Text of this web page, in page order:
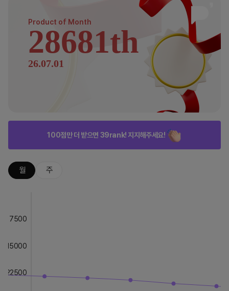
Product of Month
28681th
26.07.01
100점만 더 받으면 39rank! 지지해주세요!
월 주
7500
15000
22500